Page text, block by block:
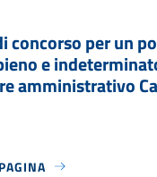
concorso per un
e
amministrativo